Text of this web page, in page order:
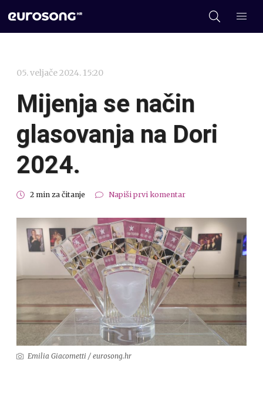
05. veljače 2024. 15:20
Mijenja se način
glasovanja na Dori
2024.
2 min za čitanje Napiši prvi komentar
Emilia Giacometti / eurosong.hr